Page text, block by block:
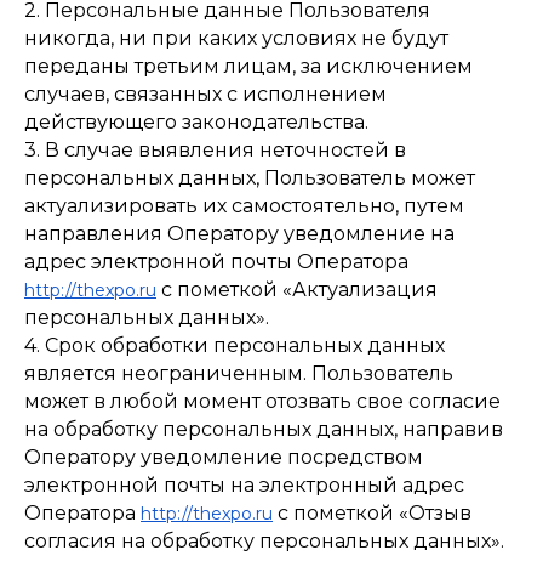
2. Персональные данные Пользователя
никогда, ни при каких условиях не будут
переданы третьим лицам, за исключением
случаев, связанных с исполнением
действующего законодательства.
3. В случае выявления неточностей в
персональных данных, Пользователь может
актуализировать их самостоятельно, путем
направления Оператору уведомление на
адрес электронной почты Оператора
http://thexpo.ru с пометкой «Актуализация
персональных данных».
4. Срок обработки персональных данных
является неограниченным. Пользователь
может в любой момент отозвать свое согласие
на обработку персональных данных, направив
Оператору уведомление посредством
электронной почты на электронный адрес
Оператора http://thexpo.ru с пометкой «Отзыв
согласия на обработку персональных данных».